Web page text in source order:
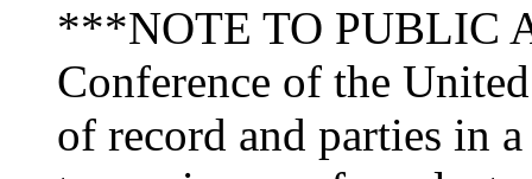
***NOTE TO PUBLIC
Conference of the
of record and parties in